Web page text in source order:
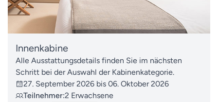
Innenkabine
Alle Ausstattungsdetails finden Sie im nächsten
Schritt bei der Auswahl der Kabinenkategorie.
27. September 2026 bis 06. Oktober 2026
Teilnehmer:2 Erwachsene